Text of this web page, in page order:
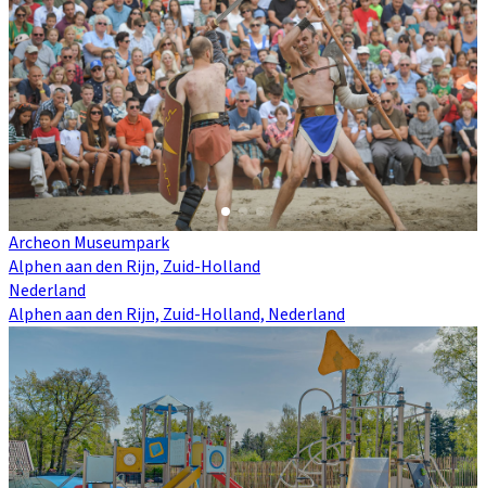
Archeon Museumpark
Alphen aan den Rijn, Zuid-Holland
Nederland
Alphen aan den Rijn, Zuid-Holland, Nederland